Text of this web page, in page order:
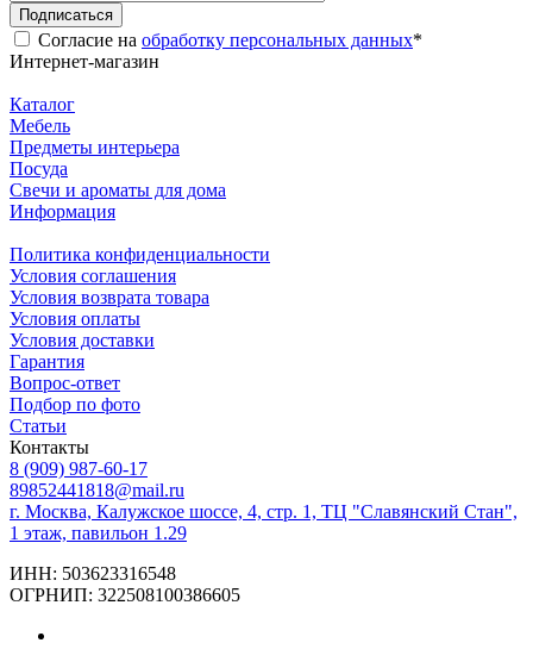
Подписаться
Согласие на обработку персональных данных*
Интернет-магазин
Каталог
Мебель
Предметы интерьера
Посуда
Свечи и ароматы для дома
Информация
Политика конфиденциальности
Условия соглашения
Условия возврата товара
Условия оплаты
Условия доставки
Гарантия
Вопрос-ответ
Подбор по фото
Статьи
Контакты
8 (909) 987-60-17
89852441818@mail.ru
г. Москва, Калужское шоссе, 4, стр. 1, ТЦ "Славянский Стан",
1 этаж, павильон 1.29
ИНН: 503623316548
ОГРНИП: 322508100386605